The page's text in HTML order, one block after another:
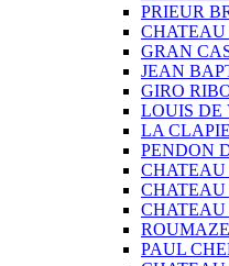
PRIEUR
GRAN
JEAN
GIRO
LOUIS DE
LA
PENDON
PAUL